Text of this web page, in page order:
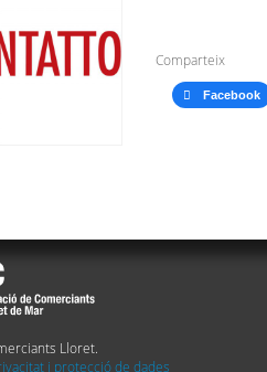
Comparteix
Facebook
Lloret.
i protecció de dades